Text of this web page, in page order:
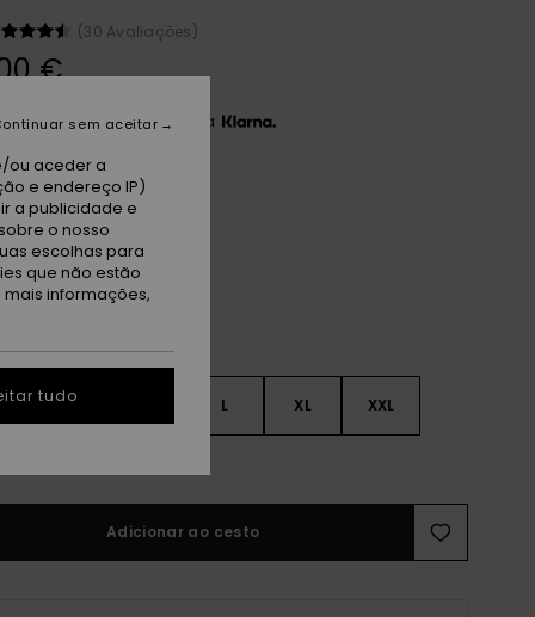
(30 Avaliações)
€
3 x 28,33 € sem juros com a
Navy
S L XL XXL
Adicionar ao cesto
ou aceder a
e endereço IP)
a publicidade e
o nosso
escolhas para
que não estão
informações,
sem aceitar
tudo